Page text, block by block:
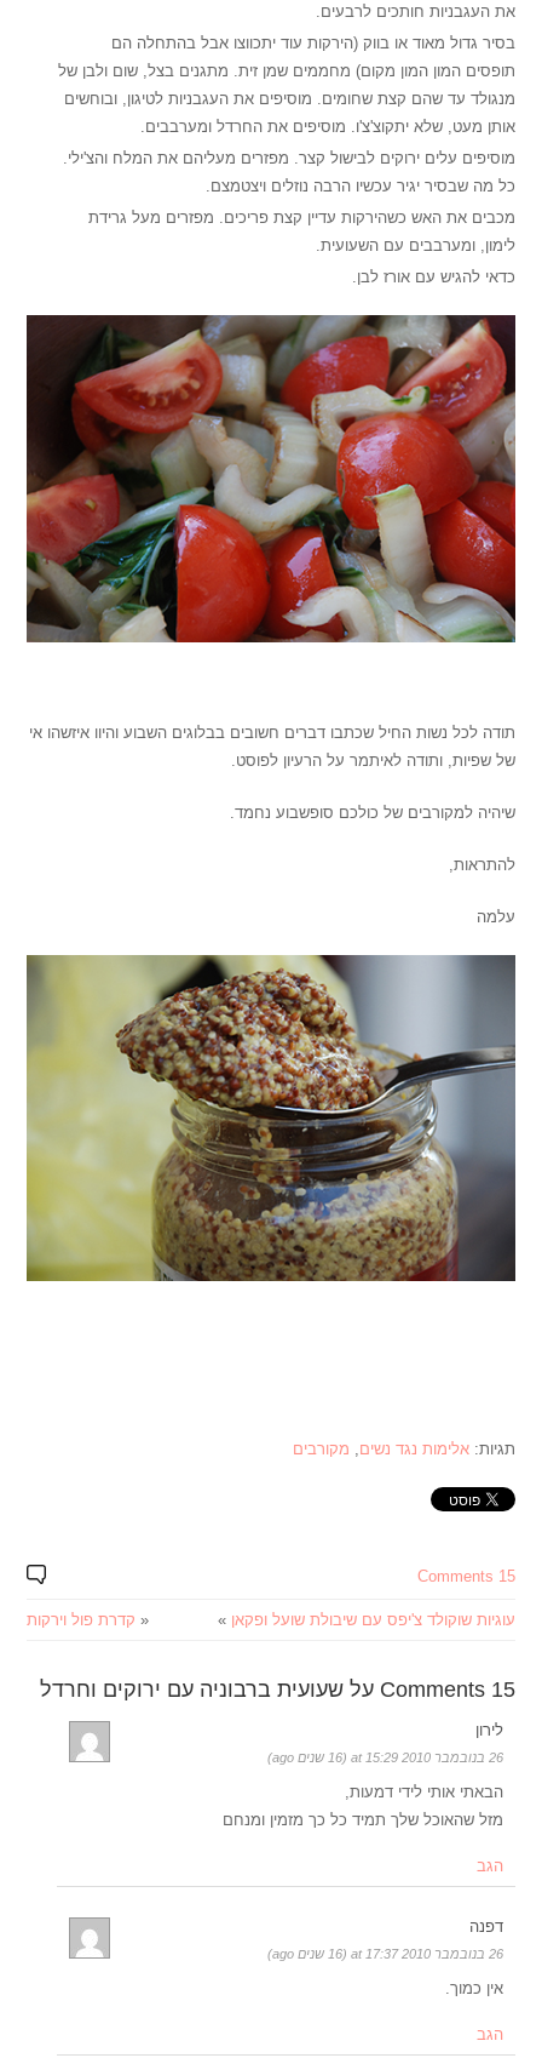
את העגבניות חותכים לרבעים.
בסיר גדול מאוד או בווק (הירקות עוד יתכווצו אבל בהתחלה הם
תופסים המון המון מקום) מחממים שמן זית. מתגנים בצל, שום ולבן של
מנגולד עד שהם קצת שחומים. מוסיפים את העגבניות לטיגון, ובוחשים
אותן מעט, שלא יתקוצ'צ'ו. מוסיפים את החרדל ומערבבים.
מוסיפים עלים ירוקים לבישול קצר. מפזרים מעליהם את המלח והצ'ילי.
כל מה שבסיר יגיר עכשיו הרבה נוזלים ויצטמצם.
מכבים את האש כשהירקות עדיין קצת פריכים. מפזרים מעל גרידת
לימון, ומערבבים עם השעועית.
כדאי להגיש עם אורז לבן.
תודה לכל נשות החיל שכתבו דברים חשובים בבלוגים השבוע והיוו איזשהו אי
של שפיות, ותודה לאיתמר על הרעיון לפוסט.
שיהיה למקורבים של כולכם סופשבוע נחמד.
להתראות,
עלמה
תגיות:אלימות נגד נשים, מקורבים
15 Comments
« קדרת פול וירקות עוגיות שוקולד צ'יפס עם שיבולת שועל ופקאן »
15 Comments על שעועית ברבוניה עם ירוקים וחרדל
לירון
26 בנובמבר 2010 at 15:29 (16 שנים ago)
הבאתי אותי לידי דמעות,
מזל שהאוכל שלך תמיד כל כך מזמין ומנחם
הגב
דפנה
26 בנובמבר 2010 at 17:37 (16 שנים ago)
אין כמוך.
הגב